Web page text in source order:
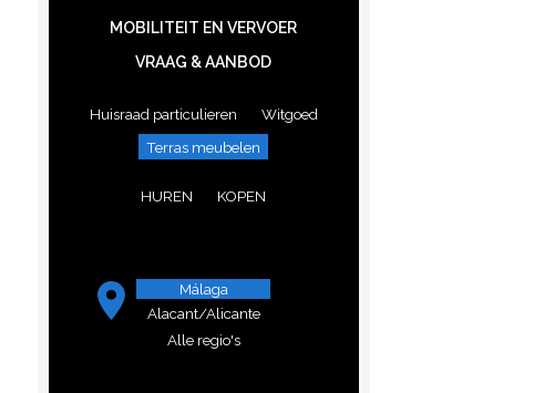
MOBILITEIT EN VERVOER
VRAAG & AANBOD
Huisraad particulieren
Witgoed
Terras meubelen
HUREN KOPEN
Málaga
Alacant/Alicante
Alle regio's